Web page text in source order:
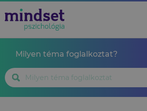
Milyen téma foglalkoztat?